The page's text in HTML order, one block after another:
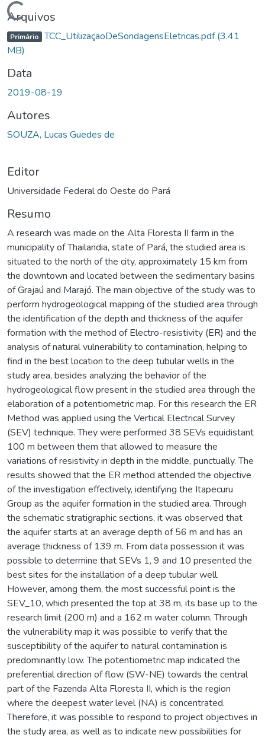
Arquivos
Primário TCC_UtilizaçaoDeSondagensEletricas.pdf(3.41
MB)
Data
2019-08-19
Autores
SOUZA, Lucas Guedes de
Editor
Universidade Federal do Oeste do Pará
Resumo
A research was made on the Alta Floresta II farm in the
municipality of Thailandia, state of Pará, the studied area is
situated to the north of the city, approximately 15 km from
the downtown and located between the sedimentary basins
of Grajaú and Marajó. The main objective of the study was to
perform hydrogeological mapping of the studied area through
the identification of the depth and thickness of the aquifer
formation with the method of Electro-resistivity (ER) and the
analysis of natural vulnerability to contamination, helping to
find in the best location to the deep tubular wells in the
study area, besides analyzing the behavior of the
hydrogeological flow present in the studied area through the
elaboration of a potentiometric map. For this research the ER
Method was applied using the Vertical Electrical Survey
(SEV) technique. They were performed 38 SEVs equidistant
100 m between them that allowed to measure the
variations of resistivity in depth in the middle, punctually. The
results showed that the ER method attended the objective
of the investigation effectively, identifying the Itapecuru
Group as the aquifer formation in the studied area. Through
the schematic stratigraphic sections, it was observed that
the aquifer starts at an average depth of 56 m and has an
average thickness of 139 m. From data possession it was
possible to determine that SEVs 1, 9 and 10 presented the
best sites for the installation of a deep tubular well.
However, among them, the most successful point is the
SEV_10, which presented the top at 38 m, its base up to the
research limit (200 m) and a 162 m water column. Through
the vulnerability map it was possible to verify that the
susceptibility of the aquifer to natural contamination is
predominantly low. The potentiometric map indicated the
preferential direction of flow (SW-NE) towards the central
part of the Fazenda Alta Floresta II, which is the region
where the deepest water level (NA) is concentrated.
Therefore, it was possible to respond to project objectives in
the study area, as well as to indicate new possibilities for